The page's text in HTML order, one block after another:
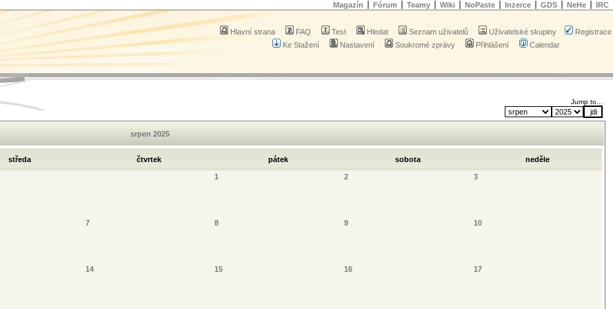
IRC
NeHe
GDS
Inzerce
NoPaste
Wiki
Teamy
Fórum
Magazín
Hlavní strana FAQ Test Hledat Seznam uživatelů Uživatelské skupiny
Registrace
Ke Stažení
Nastavení Soukromé zprávy Přihlášení Calendar
Jump to...
srpen 2025
středa čtvrtek pátek sobota neděle
1 2 3
7 8 9 10
14 15 16 17